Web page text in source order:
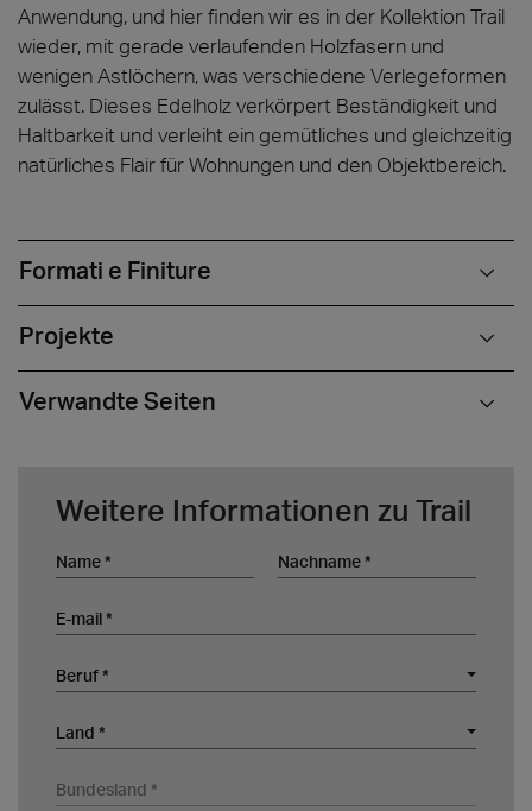
Anwendung, und hier finden wir es in der Kollektion Trail
wieder, mit gerade verlaufenden Holzfasern und
wenigen Astlöchern, was verschiedene Verlegeformen
zulässt. Dieses Edelholz verkörpert Beständigkeit und
Haltbarkeit und verleiht ein gemütliches und gleichzeitig
natürliches Flair für Wohnungen und den Objektbereich.
Formati e Finiture
Projekte
Verwandte Seiten
Weitere Informationen zu Trail
Name Nachname
E-mail
Beruf
Beruf *
Unternehmen
Land
Land *
Bundesland